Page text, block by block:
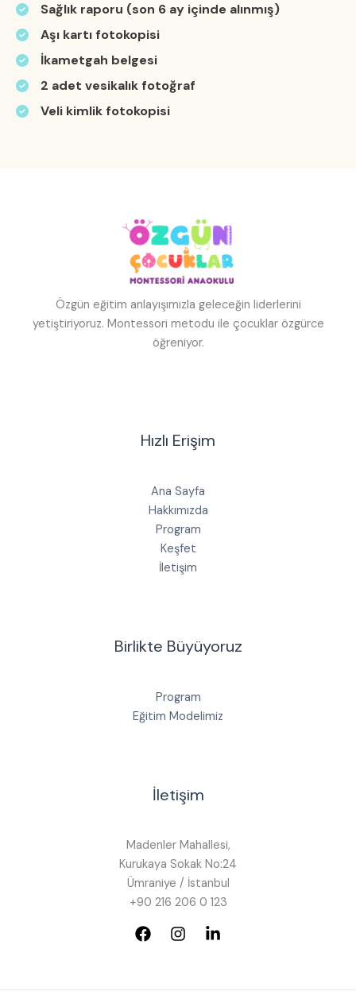
Sağlık raporu (son 6 ay içinde alınmış)
Aşı kartı fotokopisi
İkametgah belgesi
2 adet vesikalık fotoğraf
Veli kimlik fotokopisi
Özgün eğitim anlayışımızla geleceğin liderlerini
yetiştiriyoruz. Montessori metodu ile çocuklar özgürce
öğreniyor.
Hızlı Erişim
Ana Sayfa
Hakkımızda
Program
Keşfet
İletişim
Birlikte Büyüyoruz
Program
Eğitim Modelimiz
İletişim
Madenler Mahallesi,
Kurukaya Sokak No:24
Ümraniye / İstanbul
+90 216 206 0 123